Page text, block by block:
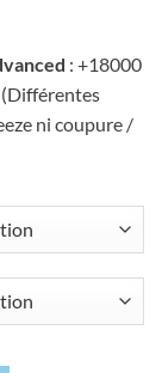
: +18000
(Différentes
ni coupure /